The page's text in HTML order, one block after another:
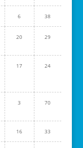
6 38
20 29
17 24
3 70
16 33